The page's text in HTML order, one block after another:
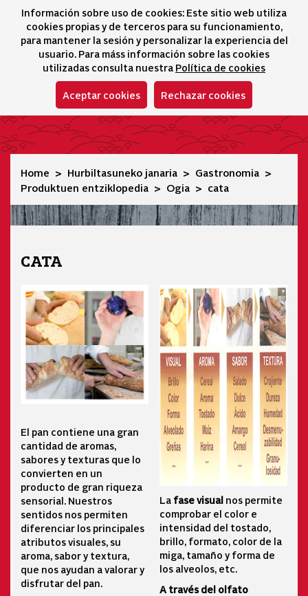
Información sobre uso de cookies: Este sitio web utiliza
cookies propias y de terceros para su funcionamiento,
para mantener la sesión y personalizar la experiencia del
usuario. Para máss información sobre las cookies
utilizadas consulta nuestra Política de cookies
Aceptar cookies Rechazar cookies
Hizkuntza-
icono
cata
Home Hurbiltasuneko janaria
Gastronomia
Produktuen entziklopedia
Ogia cata
CATA
El pan contiene una gran
cantidad de aromas,
sabores y texturas que lo
convierten en un
producto de gran riqueza
sensorial. Nuestros
sentidos nos permiten
diferenciar los principales
atributos visuales, su
aroma, sabor y textura,
que nos ayudan a valorar y
disfrutar del pan.
La fase visual nos permite
comprobar el color e
intensidad del tostado,
brillo, formato, color de la
miga, tamaño y forma de
los alveolos, etc.
A través del olfato